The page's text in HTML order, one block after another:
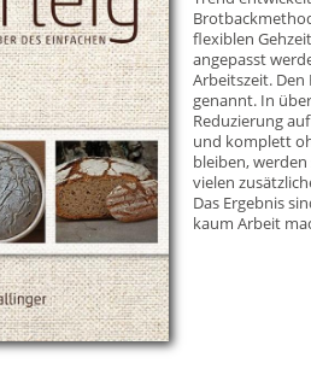
flexiblen
angepasst
Arbeitszeit.
genannt. In
Reduzierung
und komplett
bleiben, werden
vielen
Das Ergebnis
kaum Arbeit